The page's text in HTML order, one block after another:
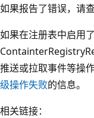
如果报告了错误，请
如果在注册表中启用了
推送或拉取事件等操
级操作失败的信息。
相关链接：